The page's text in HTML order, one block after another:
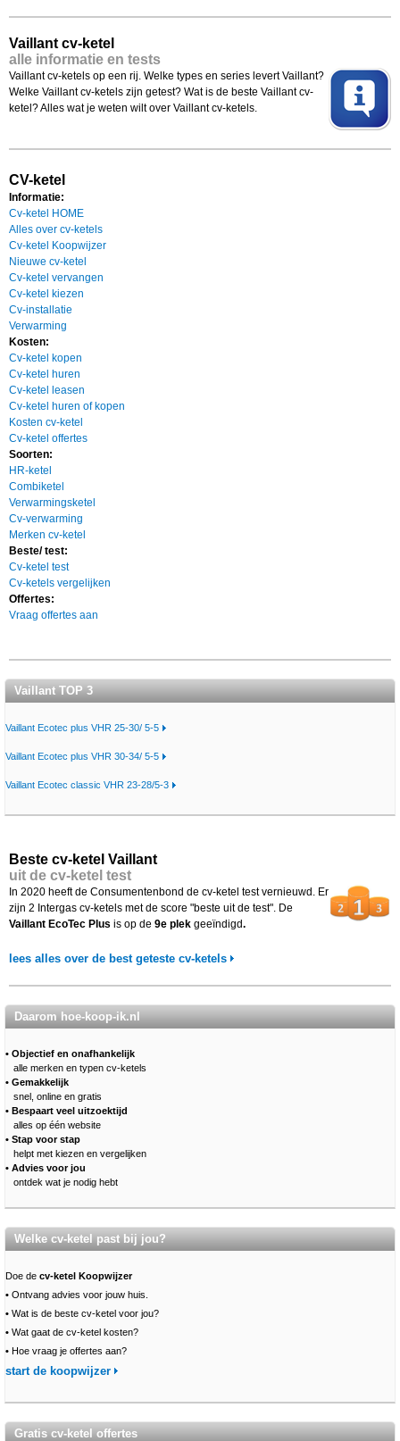
Vaillant cv-ketel
alle informatie en tests
Vaillant cv-ketels op een rij. Welke types en series levert Vaillant?
Welke Vaillant cv-ketels zijn getest? Wat is de beste Vaillant cv-
ketel? Alles wat je weten wilt over Vaillant cv-ketels.
CV-ketel
Informatie:
Cv-ketel HOME
Alles over cv-ketels
Cv-ketel Koopwijzer
Nieuwe cv-ketel
Cv-ketel vervangen
Cv-ketel kiezen
Cv-installatie
Verwarming
Kosten:
Cv-ketel kopen
Cv-ketel huren
Cv-ketel leasen
Cv-ketel huren of kopen
Kosten cv-ketel
Cv-ketel offertes
Soorten:
HR-ketel
Combiketel
Verwarmingsketel
Cv-verwarming
Merken cv-ketel
Beste/ test:
Cv-ketel test
Cv-ketels vergelijken
Offertes:
Vraag offertes aan
Vaillant TOP 3
Vaillant Ecotec plus VHR 25-30/ 5-5
Vaillant Ecotec plus VHR 30-34/ 5-5
Vaillant Ecotec classic VHR 23-28/5-3
Beste cv-ketel Vaillant
uit de cv-ketel test
In 2020 heeft de Consumentenbond de cv-ketel test vernieuwd. Er
zijn 2 Intergas cv-ketels met de score "beste uit de test". De
Vaillant EcoTec Plus is op de 9e plek geeïndigd.
lees alles over de best geteste cv-ketels
Daarom hoe-koop-ik.nl
• Objectief en onafhankelijk
alle merken en typen cv-ketels
• Gemakkelijk
snel, online en gratis
• Bespaart veel uitzoektijd
alles op één website
• Stap voor stap
helpt met kiezen en vergelijken
• Advies voor jou
ontdek wat je nodig hebt
Welke cv-ketel past bij jou?
Doe de cv-ketel Koopwijzer
• Ontvang advies voor jouw huis.
• Wat is de beste cv-ketel voor jou?
• Wat gaat de cv-ketel kosten?
• Hoe vraag je offertes aan?
start de koopwijzer
Gratis cv-ketel offertes